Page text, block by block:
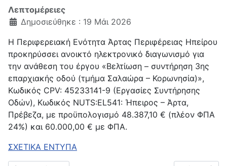
Λεπτομέρειες
Δημοσιεύθηκε : 19 Μάι 2026
Η Περιφερειακή Ενότητα Άρτας Περιφέρειας Ηπείρου
προκηρύσσει ανοικτό ηλεκτρονικό διαγωνισμό για
την ανάθεση του έργου «Βελτίωση – συντήρηση 3ης
επαρχιακής οδού (τμήμα Σαλαώρα – Κορωνησία)»,
Κωδικός CPV: 45233141-9 (Εργασίες Συντήρησης
Οδών), Κωδικός ΝUTS:EL541: Ήπειρος – Άρτα,
Πρέβεζα, με προϋπολογισμό 48.387,10 € (πλέον ΦΠΑ
24%) και 60.000,00 € με ΦΠΑ.
ΣΧΕΤΙΚΑ ΕΝΤΥΠΑ